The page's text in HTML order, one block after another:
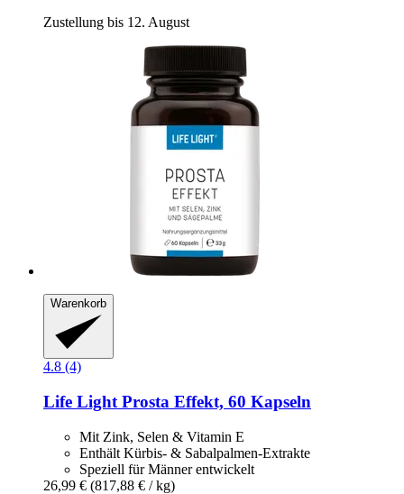
Zustellung bis 12. August
Warenkorb
4.8 (4)
Life Light Prosta Effekt, 60 Kapseln
Mit Zink, Selen & Vitamin E
Enthält Kürbis- & Sabalpalmen-Extrakte
Speziell für Männer entwickelt
26,99 € (817,88 € / kg)